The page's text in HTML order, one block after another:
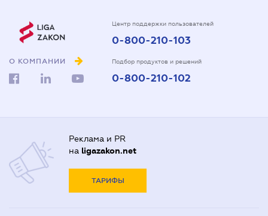
О КОМПАНИИ
Центр поддержки пользователей
0-800-210-103
Подбор продуктов и решений
0-800-210-102
Реклама и PR
на ligazakon.net
ТАРИФЫ